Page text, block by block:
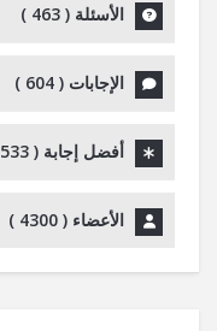
الأسئلة ( 463
)
الإجابات ( 604
)
أفضل إجابة ( 533
الأعضاء ( 4300
)